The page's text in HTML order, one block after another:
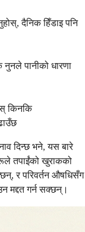
दैनिक हिँडाइ पनि
पानीको धारणा
किनकि
दिन्छ भने, यस बारे
तपाईंको खुराकको
र परिवर्तन औषधिसँग
मद्दत गर्न सक्छन्।